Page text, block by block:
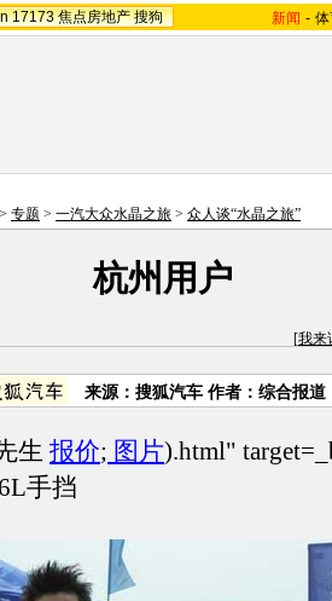
17173 焦点房地产 搜狗 新闻 -
> 专题 > 一汽大众水晶之旅 > 众人谈“水晶之旅”
杭州用户
[我来
来源：搜狐汽车 作者：综合报道
生 报价; 图片).html"
手挡